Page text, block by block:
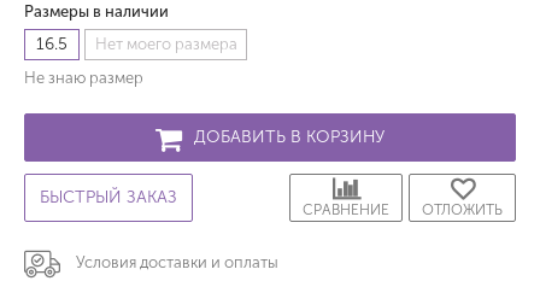
Размеры в наличии
16.5
Нет моего размера
Не знаю размер
ДОБАВИТЬ В КОРЗИНУ
БЫСТРЫЙ ЗАКАЗ
ОТЛОЖИТЬ
СРАВНЕНИЕ
Условия доставки и оплаты